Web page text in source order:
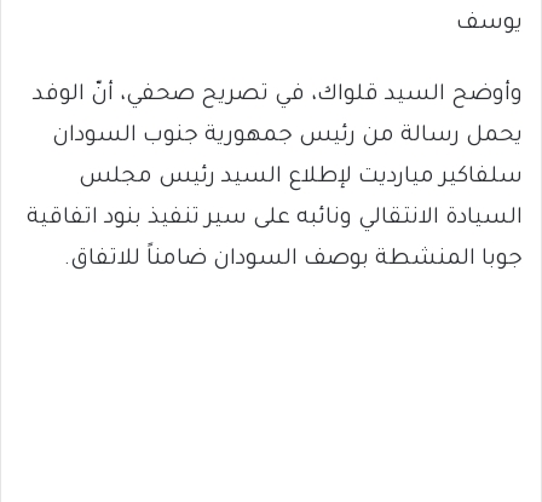
يوسف
وأوضح السيد قلواك، في تصريح صحفي، أنّ الوفد
يحمل رسالة من رئيس جمهورية جنوب السودان
سلفاكير ميارديت لإطلاع السيد رئيس مجلس
السيادة الانتقالي ونائبه على سير تنفيذ بنود اتفاقية
جوبا المنشطة بوصف السودان ضامناً للاتفاق.